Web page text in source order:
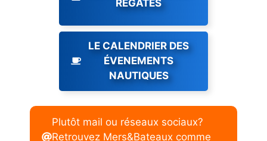
RÉGATES
LE CALENDRIER DES
ÉVENEMENTS
NAUTIQUES
Plutôt mail ou réseaux sociaux?
Retrouvez Mers&Bateaux comme